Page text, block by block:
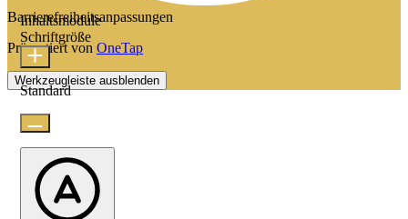
Barrierefreiheitsanpassungen
Präsentiert von OneTap
Werkzeugleiste ausblenden
Inhaltsmodule
Schriftgröße
Standard